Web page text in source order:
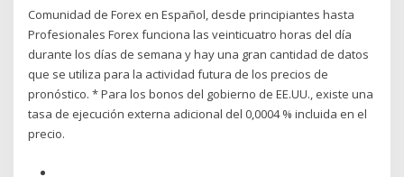
Comunidad de Forex en Español, desde principiantes hasta
Profesionales Forex funciona las veinticuatro horas del día
durante los días de semana y hay una gran cantidad de datos
que se utiliza para la actividad futura de los precios de
pronóstico. * Para los bonos del gobierno de EE.UU., existe una
tasa de ejecución externa adicional del 0,0004 % incluida en el
precio.